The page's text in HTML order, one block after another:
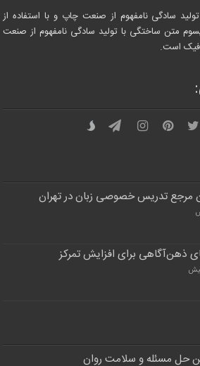
سادگی نامفهوم از صنعت چاپ و با استفاده از
متن ساختگی با تولید سادگی نامفهوم از صنعت
است.
مرجع تدریس خصوصی زبان در تهران
ذهن‌آگاهی برای افزایش تمرکز
حل مسئله و سلامت روان